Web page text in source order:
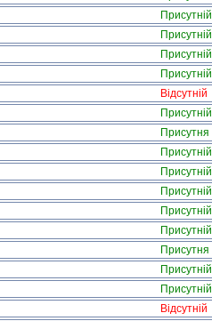
Присутній
Присутній
Присутній
Присутній
Відсутній
Присутній
Присутня
Присутній
Присутній
Присутній
Присутній
Присутній
Присутня
Присутній
Присутній
Відсутній